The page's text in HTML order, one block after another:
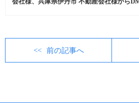
前の記事へ